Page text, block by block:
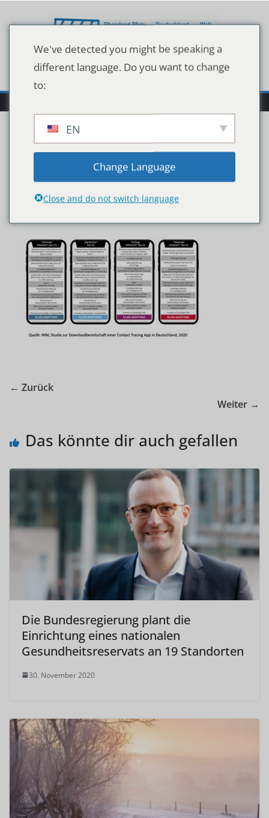
Inhalt
NIM2520Studie2520App
2520Uebersicht2520final
← Zurück
Weiter →
Das könnte dir auch gefallen
Die Bundesregierung plant die
Einrichtung eines nationalen
Gesundheitsreservats an 19 Standorten
30. November 2020
We've detected you might be speaking a
different language. Do you want to change
to:
EN
Change Language
Close and do not switch language